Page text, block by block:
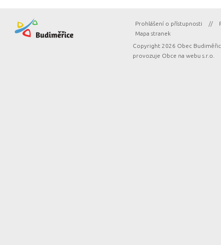
Prohlášení o přístupnosti //
Mapa stranek
Copyright 2026 Obec
provozuje Obce na webu s.r.o.